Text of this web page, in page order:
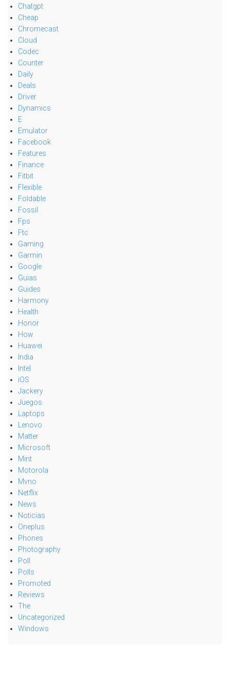
Chatgpt
Cheap
Chromecast
Cloud
Codec
Counter
Daily
Deals
Driver
Dynamics
E
Emulator
Facebook
Features
Finance
Fitbit
Flexible
Foldable
Fossil
Fps
Ftc
Gaming
Garmin
Google
Guias
Guides
Harmony
Health
Honor
How
Huawei
India
Intel
iOS
Jackery
Juegos
Laptops
Lenovo
Matter
Microsoft
Mint
Motorola
Mvno
Netflix
News
Noticias
Oneplus
Phones
Photography
Poll
Polls
Promoted
Reviews
The
Uncategorized
Windows